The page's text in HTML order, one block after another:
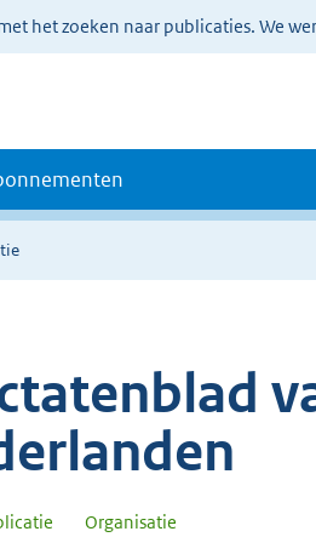
het zoeken naar publicaties. We
Organisatie